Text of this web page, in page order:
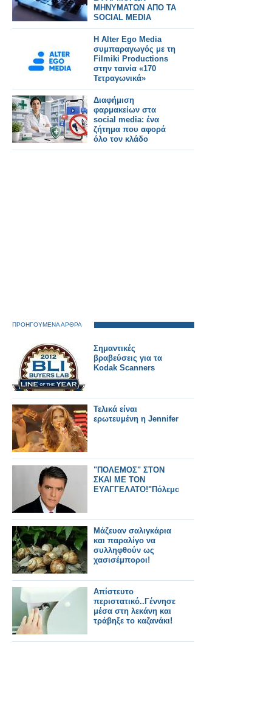
ΜΗΝΥΜΑΤΩΝ ΑΠΟ ΤΑ
SOCIAL MEDIA
Η Alter Ego Media
συμπαραγωγός με τη
Filmiki Productions
στην ταινία «170
Τετραγωνικά»
Διαφήμιση
φαρμακείων στα
social media: ένα
ζήτημα που αφορά
όλο τον κλάδο
ΠΡΟΗΓΟΥΜΕΝΑ ΑΡΘΡΑ
Σημαντικές
βραβεύσεις για τα
Kodak Scanners
Τελικά είναι
ερωτευμένη η Jennifer
"ΠΟΛΕΜΟΣ" ΣΤΟΝ
ΣΚΑΙ ΜΕ ΤΟΝ
ΕΥΑΓΓΕΛΑΤΟ!"Πόλεμος"
Μάζευαν σαλιγκάρια
και παραλίγο να
συλληφθούν ως
χασισέμποροι!
Απίστευτο
περιστατικό..Γέννησε
μέσα στη λεκάνη και
τράβηξε το καζανάκι!